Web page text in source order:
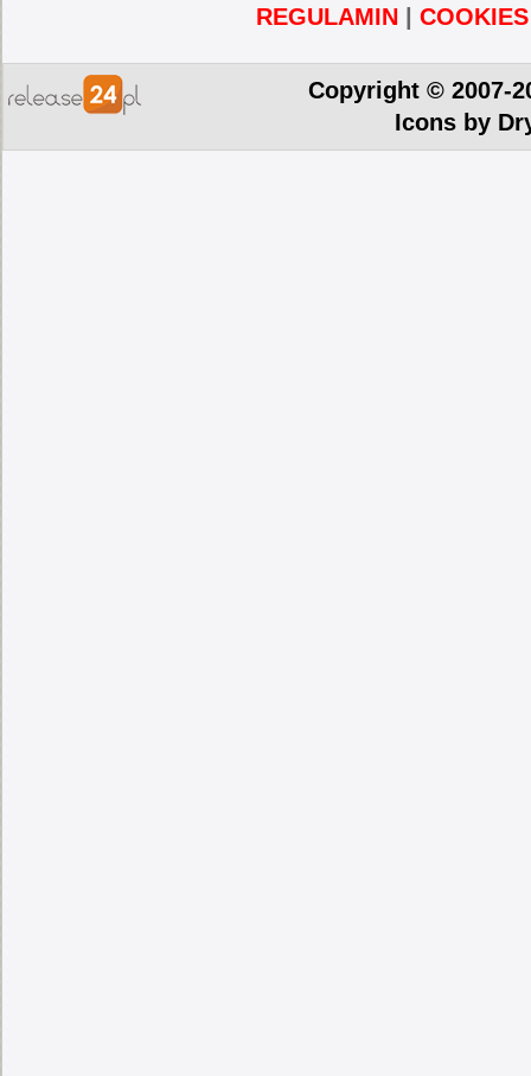
REGULAMIN
COOKIES
Copyright © 2007-
Icons by